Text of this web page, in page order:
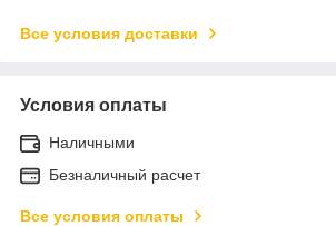
Все условия доставки
Условия оплаты
Наличными
Безналичный расчет
Все условия оплаты